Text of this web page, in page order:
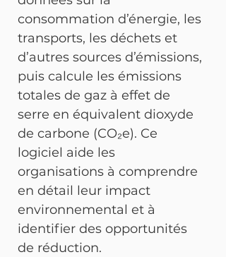
consommation d’énergie, les
transports, les déchets et
d’autres sources d’émissions,
puis calcule les émissions
totales de gaz à effet de
serre en équivalent dioxyde
de carbone (CO₂e). Ce
logiciel aide les
organisations à comprendre
en détail leur impact
environnemental et à
identifier des opportunités
de réduction.